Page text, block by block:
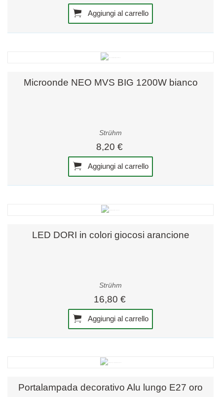
Aggiungi al carrello
Microonde NEO MVS BIG 1200W bianco
Strühm
8,20 €
Aggiungi al carrello
LED DORI in colori giocosi arancione
Strühm
16,80 €
Aggiungi al carrello
Portalampada decorativo Alu lungo E27 oro